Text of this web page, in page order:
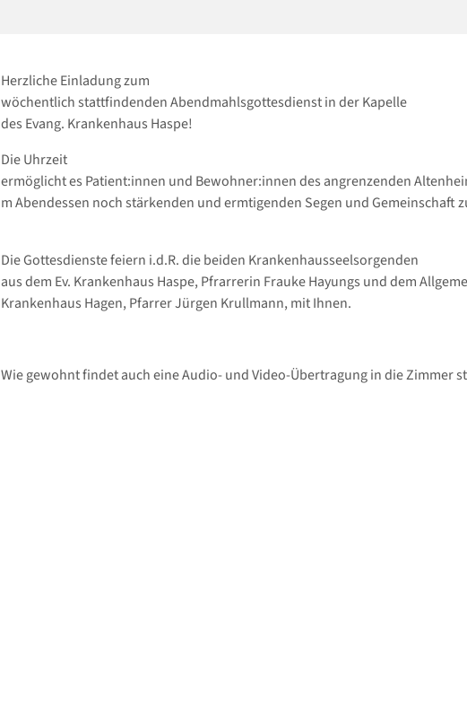
Herzliche Einladung zum
wöchentlich stattfindenden Abendmahlsgottesdienst in der Kapelle
des Evang. Krankenhaus Haspe!
Die Uhrzeit
ermöglicht es Patient:innen und Bewohner:innen des angrenzenden
m Abendessen noch stärkenden und ermtigenden Segen und Gemeinschaft
Die Gottesdienste feiern i.d.R. die beiden Krankenhausseelsorgenden
aus dem Ev. Krankenhaus Haspe, Pfrarrerin Frauke Hayungs und dem
Krankenhaus Hagen, Pfarrer Jürgen Krullmann, mit Ihnen.
Wie gewohnt findet auch eine Audio- und Video-Übertragung in die Zimmer